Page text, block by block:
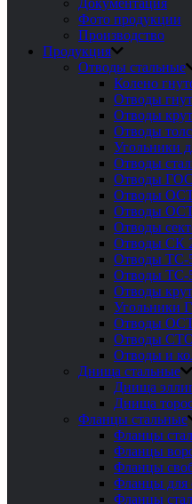
Документация
Фото продукции
Производство
Продукция
Отводы стальные
Колено
Отводы
Отводы
Отводы
Угольники
Отводы
Отводы
Отводы ОСТ
Отводы ОСТ
Отводы
Отводы СК
Отводы ТС-
Отводы ТС-
Отводы
Угольники
Отводы ОСТ
Отводы
Отводы и
Днища стальные
Днища
Днища
Фланцы стальные
Фланцы
Фланцы
Фланцы
Фланцы для
Фланцы